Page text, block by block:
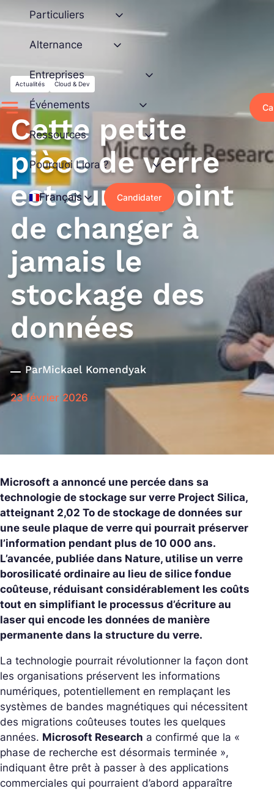
au
contenu
Particuliers
Alternance
Entreprises
Événements
Ressources
Pourquoi Liora ?
Français Candidater
Actualités Cloud & Dev
Cette petite
pièce de verre
est sur le point
de changer à
jamais le
stockage des
données
ParMickael Komendyak
23 février 2026
Microsoft a annoncé une percée dans sa
technologie de stockage sur verre Project Silica,
atteignant 2,02 To de stockage de données sur
une seule plaque de verre qui pourrait préserver
l’information pendant plus de 10 000 ans.
L’avancée, publiée dans Nature, utilise un verre
borosilicaté ordinaire au lieu de silice fondue
coûteuse, réduisant considérablement les coûts
tout en simplifiant le processus d’écriture au
laser qui encode les données de manière
permanente dans la structure du verre.
La technologie pourrait révolutionner la façon dont
les organisations préservent les informations
numériques, potentiellement en remplaçant les
systèmes de bandes magnétiques qui nécessitent
des migrations coûteuses toutes les quelques
années. Microsoft Research a confirmé que la «
phase de recherche est désormais terminée »,
indiquant être prêt à passer à des applications
commerciales qui pourraient d’abord apparaître